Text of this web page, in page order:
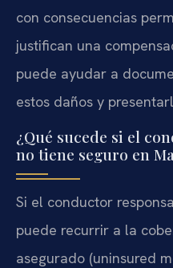
con consecuencias
justifican una
puede ayudar a
estos daños y
¿Qué sucede si el
no tiene seguro en
Si el conductor
puede recurrir a la
asegurado (uninsured